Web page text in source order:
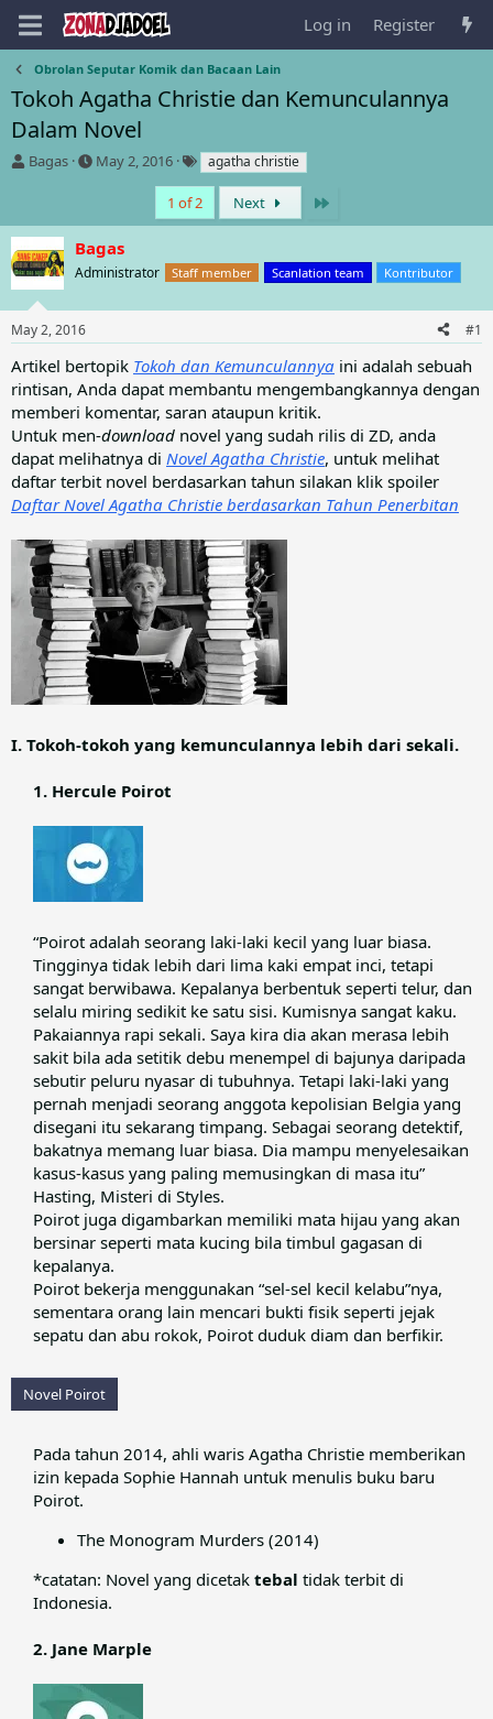
Log in Register
Obrolan Seputar Komik dan Bacaan Lain
Tokoh Agatha Christie dan Kemunculannya
Dalam Novel
T
a
d
s
r
t
e
r
Bagas
S
d
a
May 2, 2016
T
a
g
s
agatha christie
1 of 2 Next
Bagas
Administrator Staff member Scanlation team Kontributor
May 2, 2016 #1
Artikel bertopik Tokoh dan Kemunculannya ini adalah sebuah
rintisan, Anda dapat membantu mengembangkannya dengan
memberi komentar, saran ataupun kritik.
Untuk men-download novel yang sudah rilis di ZD, anda
dapat melihatnya di Novel Agatha Christie, untuk melihat
daftar terbit novel berdasarkan tahun silakan klik spoiler
Daftar Novel Agatha Christie berdasarkan Tahun Penerbitan
I. Tokoh-tokoh yang kemunculannya lebih dari sekali.
1. Hercule Poirot
“Poirot adalah seorang laki-laki kecil yang luar biasa.
Tingginya tidak lebih dari lima kaki empat inci, tetapi
sangat berwibawa. Kepalanya berbentuk seperti telur, dan
selalu miring sedikit ke satu sisi. Kumisnya sangat kaku.
Pakaiannya rapi sekali. Saya kira dia akan merasa lebih
sakit bila ada setitik debu menempel di bajunya daripada
sebutir peluru nyasar di tubuhnya. Tetapi laki-laki yang
pernah menjadi seorang anggota kepolisian Belgia yang
disegani itu sekarang timpang. Sebagai seorang detektif,
bakatnya memang luar biasa. Dia mampu menyelesaikan
kasus-kasus yang paling memusingkan di masa itu”
Hasting, Misteri di Styles.​
Poirot juga digambarkan memiliki mata hijau yang akan
bersinar seperti mata kucing bila timbul gagasan di
kepalanya.​
Poirot bekerja menggunakan “sel-sel kecil kelabu”nya,
sementara orang lain mencari bukti fisik seperti jejak
sepatu dan abu rokok, Poirot duduk diam dan berfikir.​
Novel Poirot
Pada tahun 2014, ahli waris Agatha Christie memberikan
izin kepada Sophie Hannah untuk menulis buku baru
Poirot.​
The Monogram Murders (2014)
*catatan: Novel yang dicetak tebal tidak terbit di
Indonesia.​
2. Jane Marple